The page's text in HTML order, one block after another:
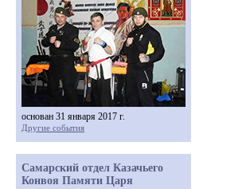
основан 31 января 2017 г.
Другие события
Самарский отдел Казачьего
Конвоя Памяти Царя